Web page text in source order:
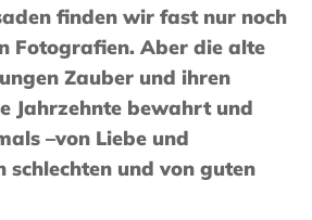
finden wir fast nur noch
Fotografien. Aber die alte
Zauber und ihren
Jahrzehnte bewahrt und
–von Liebe und
schlechten und von guten